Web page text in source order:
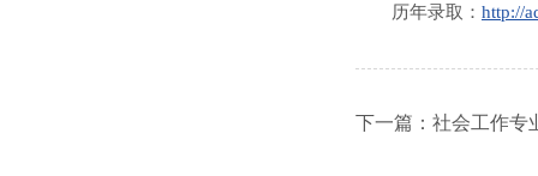
历年录取： http://
下一篇：社会工作专